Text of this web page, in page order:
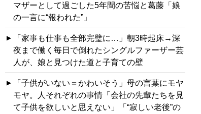
マザーとして過ごした5年間の苦悩と葛藤「娘
の一言に“報われた”」
「家事も仕事も全部完璧に…」朝3時起床→深
夜まで働く毎日で倒れたシングルファーザー芸
人が、娘と見つけた道と子育ての壁
「子供がいない＝かわいそう」母の言葉にモヤ
モヤ。人それぞれの事情「会社の先輩たちを見
て子供を欲しいと思えない」「“寂しい老後”の